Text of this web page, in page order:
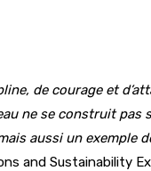
de courage et
ne se construit pas
aussi un exemple
and Sustainability